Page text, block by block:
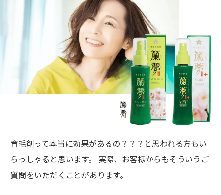
育毛剤って本当に効果があるの？？？と思われる方もい
らっしゃると思います。 実際、お客様からもそういうご
質問をいただくことがあります。